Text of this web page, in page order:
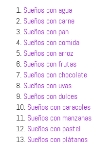
1. Sueños con agua
2. Sueños con carne
3. Sueños con pan
4. Sueños con comida
5. Sueños con arroz
6. Sueños con frutas
7. Sueños con chocolate
8. Sueños con uvas
9. Sueños con dulces
10. Sueños con caracoles
11. Sueños con manzanas
12. Sueños con pastel
13. Sueños con plátanos